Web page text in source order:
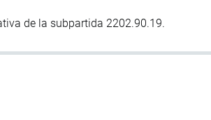
de la subpartida 2202.90.19.